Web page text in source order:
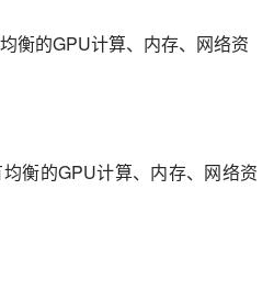
衡的GPU计算、内存、网络资
衡的GPU计算、内存、网络资